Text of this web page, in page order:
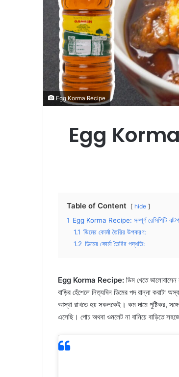
i
l
Egg Korma Recipe
Egg Korma
Table of Content hide
1 Egg Korma Recipe: সম্পূর্ণ রেসিপিটি
1.1 ডিমের কোর্মা তৈরির উপকরণ:
1.2 ডিমের কোর্মা তৈরির পদ্ধতি:
Egg Korma Recipe: ডিম খেতে
বাড়ির হেঁশেলে নিত্যদিন ডিমের পদ রান্না করাটা
আস্থা রাখতে হয় সকলকেই। কম দামে পুষ্টিকর,
এসেছি। পোচ অথবা ওমলেট না বানিয়ে বাড়িতে